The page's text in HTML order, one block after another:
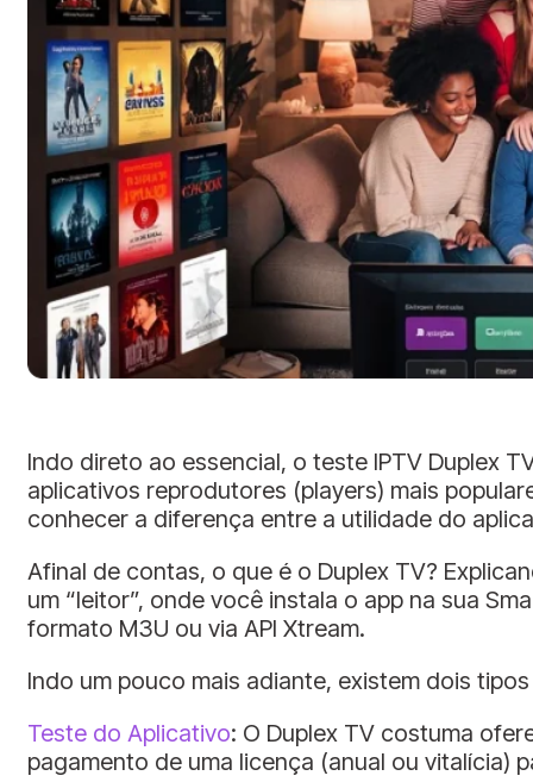
Indo direto ao essencial, o teste IPTV Duplex
aplicativos reprodutores (players) mais
conhecer a diferença entre a utilidade do
Afinal de contas, o que é o Duplex TV?
um “leitor”, onde você instala o app na sua
formato M3U ou via API Xtream.
Indo um pouco mais adiante, existem dois
Teste do Aplicativo: O Duplex TV costuma
pagamento de uma licença (anual ou vitalícia)